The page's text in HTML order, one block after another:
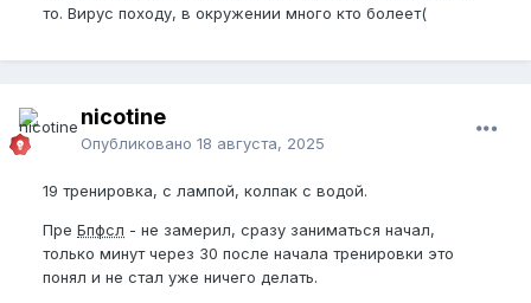
то. Вирус походу, в окружении много кто болеет(
nicotine
Опубликовано 18 августа, 2025
19 тренировка, с лампой, колпак с водой.
Пре Бпфсл - не замерил, сразу заниматься начал,
только минут через 30 после начала тренировки это
понял и не стал уже ничего делать.